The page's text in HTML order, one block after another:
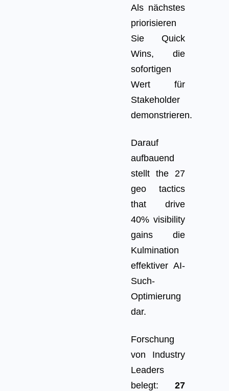
Als nächstes
priorisieren
Sie Quick
Wins, die
sofortigen
Wert für
Stakeholder
demonstrieren.
Darauf
aufbauend
stellt the 27
geo tactics
that drive
40% visibility
gains die
Kulmination
effektiver AI-
Such-
Optimierung
dar.
Forschung
von Industry
Leaders
belegt: 27